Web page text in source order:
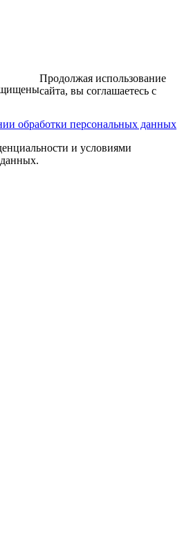
обработки персональных данных
Продолжая использование
сайта, вы соглашаетесь с
и условиями